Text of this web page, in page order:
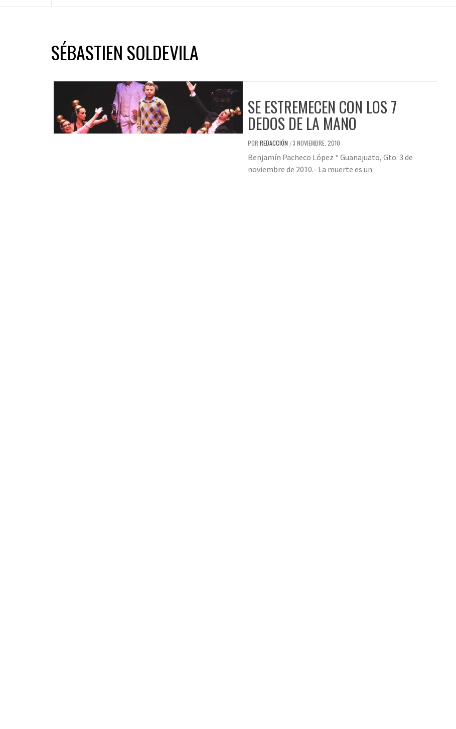
SÉBASTIEN SOLDEVILA
SE ESTREMECEN CON LOS 7
DEDOS DE LA MANO
POR REDACCIÓN /3 NOVIEMBRE, 2010
Benjamín Pacheco López * Guanajuato, Gto. 3 de
noviembre de 2010.- La muerte es un